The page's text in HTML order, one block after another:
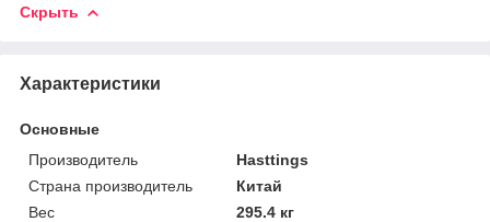
Скрыть
Характеристики
Основные
Производитель
Hasttings
Страна производитель
Китай
Вес
295.4 кг